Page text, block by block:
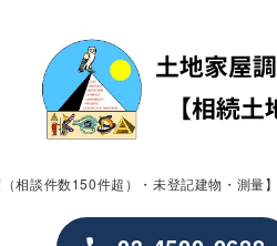
（相談件数150件超）・未登記建物・測